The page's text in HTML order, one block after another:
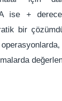
ise +
bir